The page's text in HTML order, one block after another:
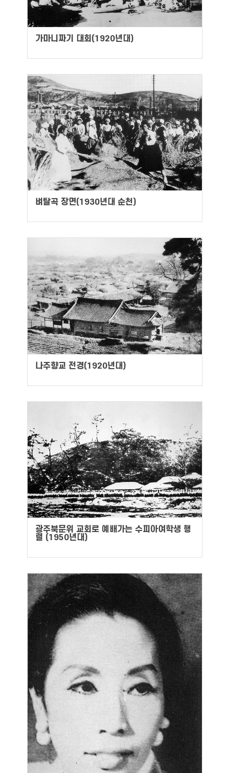
가마니짜기 대회(1920년대)
벼탈곡 장면(1930년대 순천)
나주향교 전경(1920년대)
광주북문위 교회로 예배가는 수피아여학생 행
렬 (1950년대)